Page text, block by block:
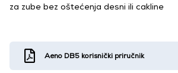
za zube bez oštećenja desni ili cakline
Aeno DB5 korisnički priručnik